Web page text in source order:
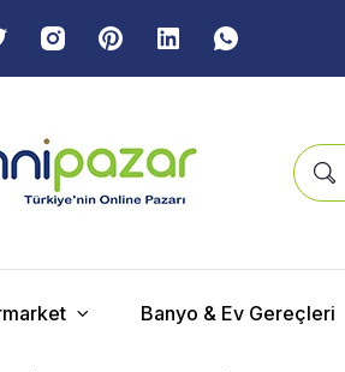
Banyo & Ev Gereçleri